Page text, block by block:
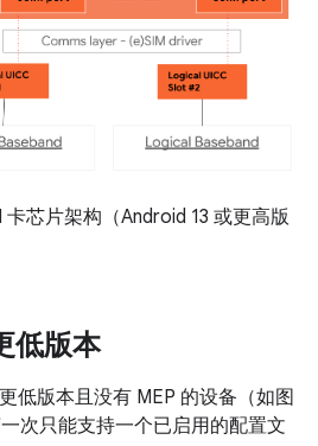
卡芯片架构（Android 13 或更高版
低版本
低版本且没有 MEP 的设备（如图
次只能支持一个已启用的配置文